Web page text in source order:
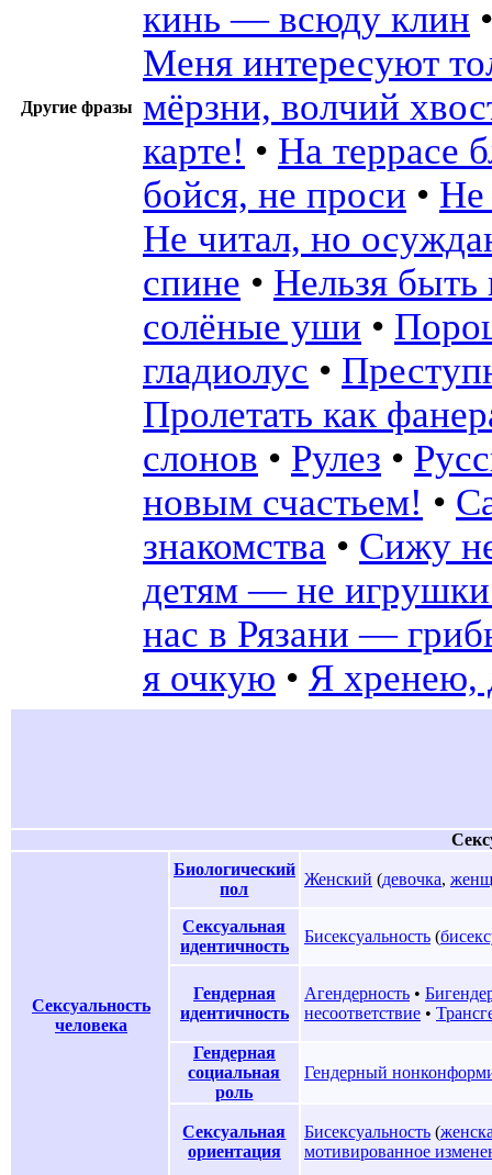
Другие фразы
кинь — всюду клин
Меня интересуют
мёрзни, волчий
карте! • На террасе
бойся, не проси • Не
Не читал, но
спине • Нельзя
солёные уши •
гладиолус •
Пролетать как
слонов • Рулез •
новым счастьем! •
знакомства • Сижу
детям — не
нас в Рязани —
я очкую • Я хренею,
Сексуальность
человека
Биологический
пол
Женский (девочка,
Сексуальная
идентичность
Бисексуальность (
Гендерная
идентичность
Агендерность •
несоответствие •
Гендерная
социальная
роль
Гендерный
Сексуальная
ориентация
Бисексуальность (
мотивированное